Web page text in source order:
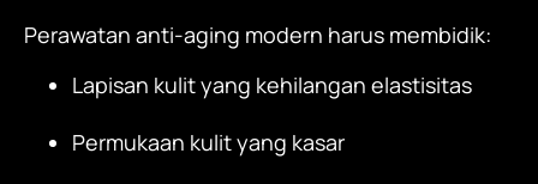
Perawatan anti-aging modern harus membidik:
Lapisan kulit yang kehilangan elastisitas
Permukaan kulit yang kasar